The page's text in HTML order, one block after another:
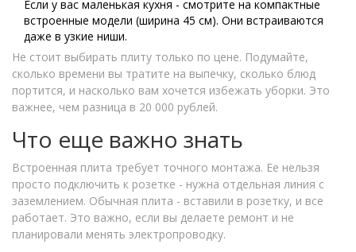
Если у вас маленькая кухня - смотрите на компактные
встроенные модели (ширина 45 см). Они встраиваются
даже в узкие ниши.
Не стоит выбирать плиту только по цене. Подумайте,
сколько времени вы тратите на выпечку, сколько блюд
портится, и насколько вам хочется избежать уборки. Это
важнее, чем разница в 20 000 рублей.
Что еще важно знать
Встроенная плита требует точного монтажа. Ее нельзя
просто подключить к розетке - нужна отдельная линия с
заземлением. Обычная плита - вставили в розетку, и все
работает. Это важно, если вы делаете ремонт и не
планировали менять электропроводку.